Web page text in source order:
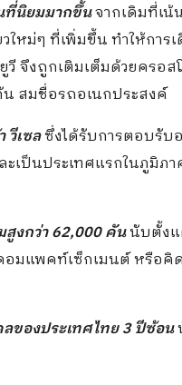
ที่นิยมมากขึ้นจากเดิมที่เน้
หม่ๆ ที่เพิ่มขึ้น ทำให้กา
จึงถูกเติมเต็มด้วยครอ
สมชื่อรถอเนกประสงค์
วีเซลซึ่งได้รับการตอบรับ
เป็นประเทศแรกในภูมิ
งกว่า62,000 คันนับตั้งแ
มแพคท์เซ็กเมนต์ หรือคิ
ของประเทศไทย3 ปีซ้อน